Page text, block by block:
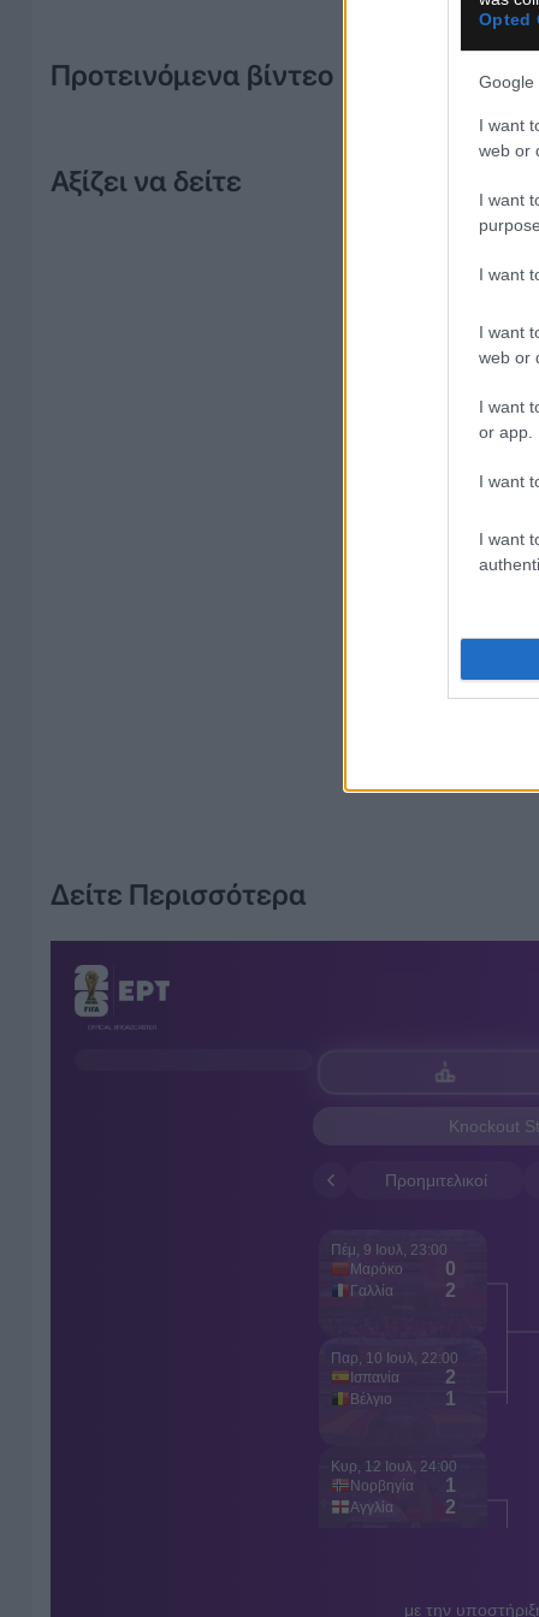
Opted
Google
I want
web or
I want
I want
I want
web or
I want
or app.
I want
I want
Προτεινόμενα βίντεο
Αξίζει να δείτε
Δείτε Περισσότερα